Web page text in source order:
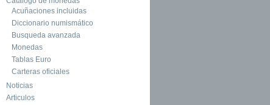
Acuñaciones incluidas
Diccionario numismático
Busqueda avanzada
Monedas
Tablas Euro
Carteras oficiales
Noticias
Articulos